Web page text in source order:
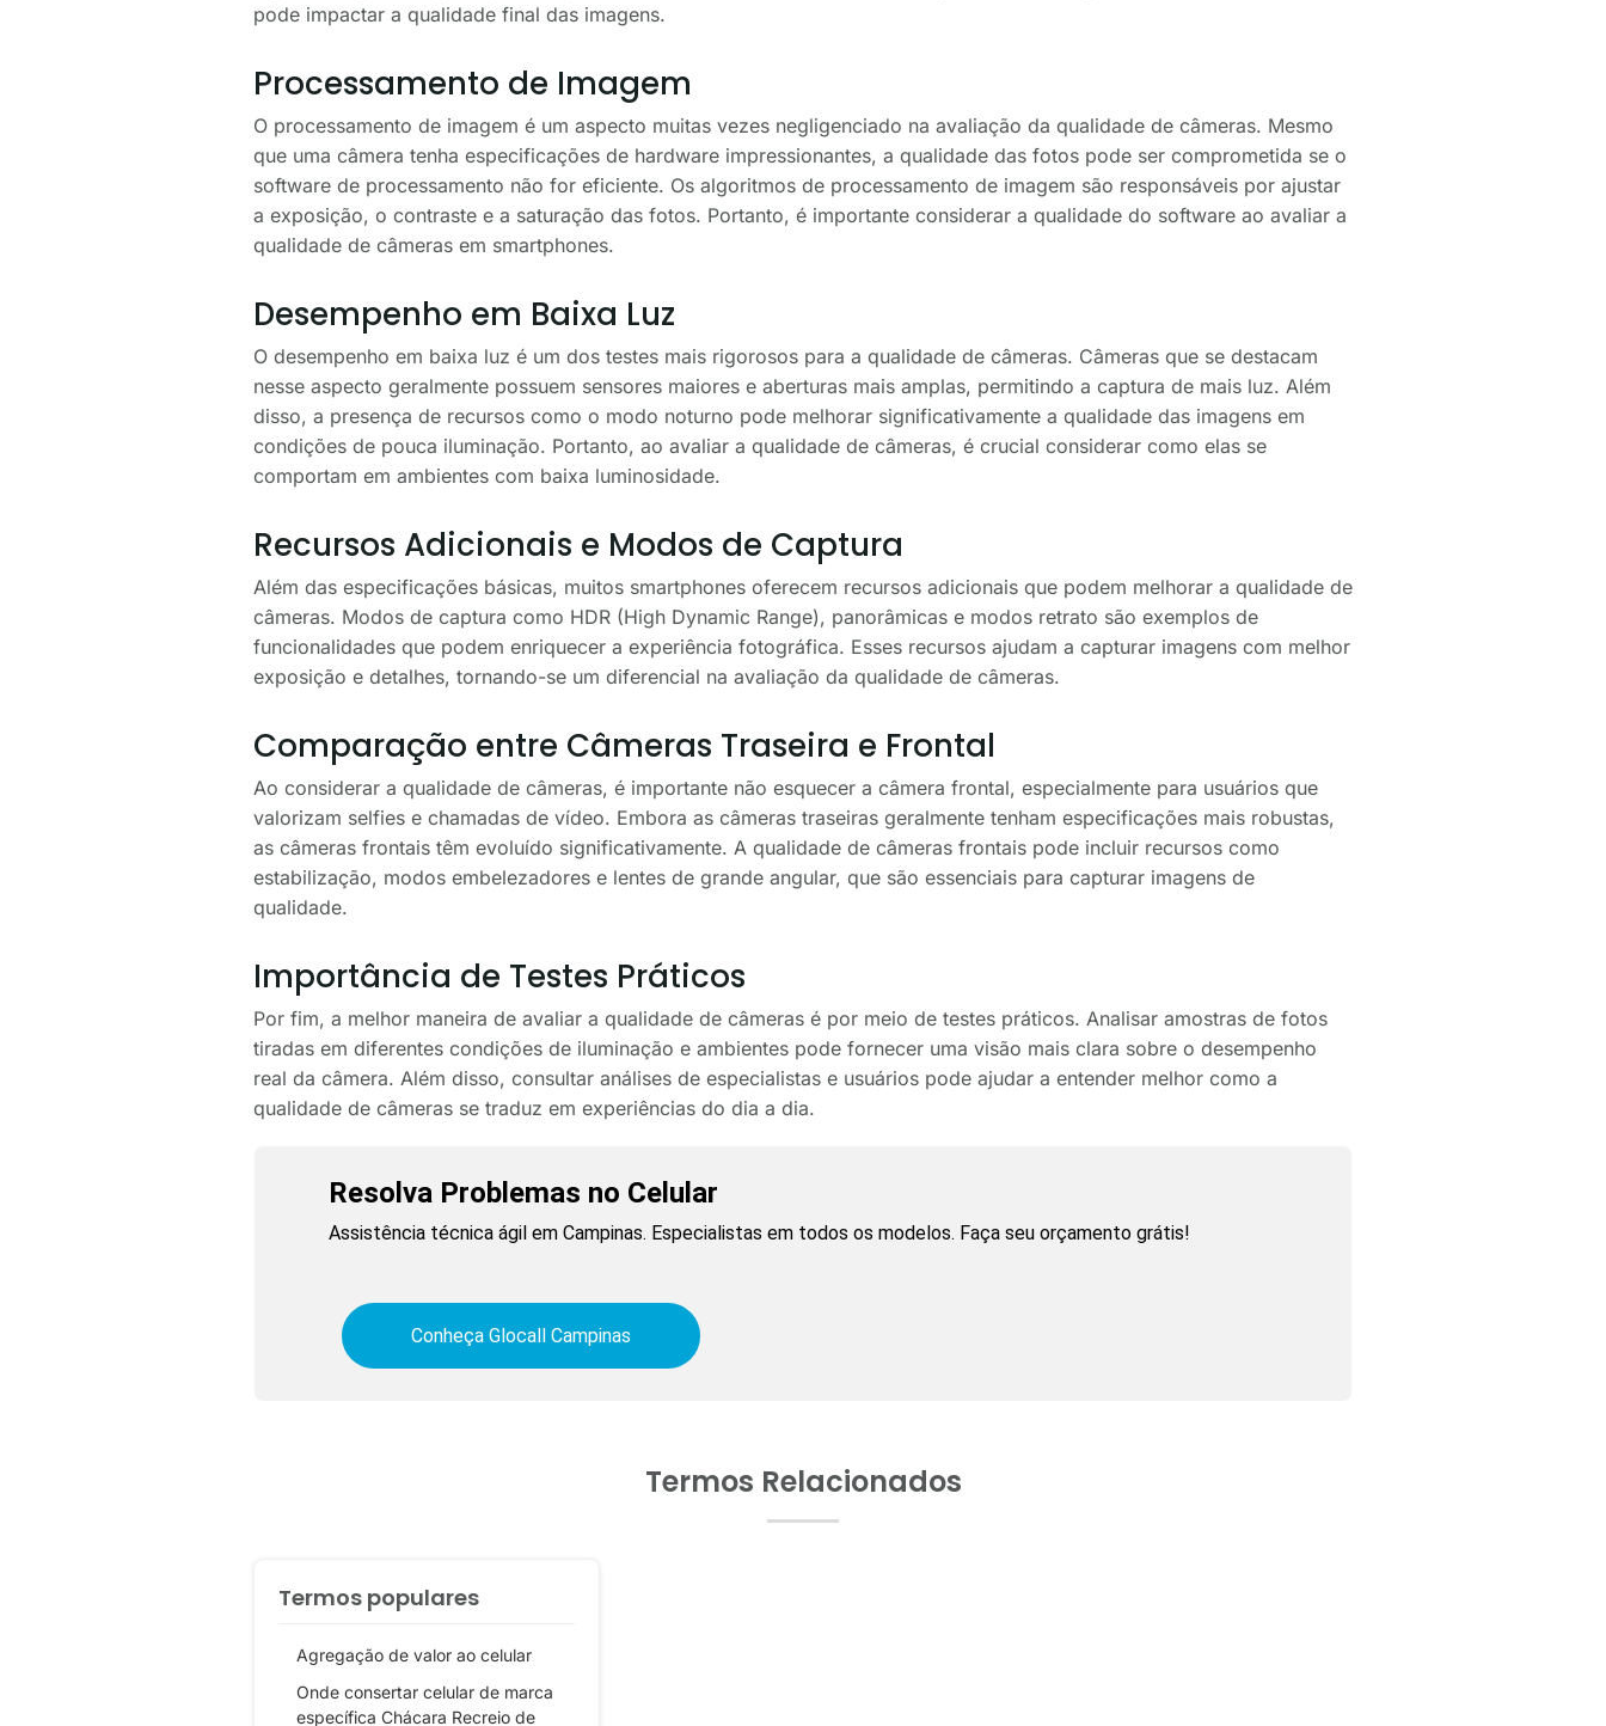
pode impactar a qualidade final das imagens.
Processamento de Imagem
O processamento de imagem é um aspecto muitas vezes negligenciado na avaliação da qualidade de câmeras. Mesmo
que uma câmera tenha especificações de hardware impressionantes, a qualidade das fotos pode ser comprometida se o
software de processamento não for eficiente. Os algoritmos de processamento de imagem são responsáveis por ajustar
a exposição, o contraste e a saturação das fotos. Portanto, é importante considerar a qualidade do software ao avaliar a
qualidade de câmeras em smartphones.
Desempenho em Baixa Luz
O desempenho em baixa luz é um dos testes mais rigorosos para a qualidade de câmeras. Câmeras que se destacam
nesse aspecto geralmente possuem sensores maiores e aberturas mais amplas, permitindo a captura de mais luz. Além
disso, a presença de recursos como o modo noturno pode melhorar significativamente a qualidade das imagens em
condições de pouca iluminação. Portanto, ao avaliar a qualidade de câmeras, é crucial considerar como elas se
comportam em ambientes com baixa luminosidade.
Recursos Adicionais e Modos de Captura
Além das especificações básicas, muitos smartphones oferecem recursos adicionais que podem melhorar a qualidade de
câmeras. Modos de captura como HDR (High Dynamic Range), panorâmicas e modos retrato são exemplos de
funcionalidades que podem enriquecer a experiência fotográfica. Esses recursos ajudam a capturar imagens com melhor
exposição e detalhes, tornando-se um diferencial na avaliação da qualidade de câmeras.
Comparação entre Câmeras Traseira e Frontal
Ao considerar a qualidade de câmeras, é importante não esquecer a câmera frontal, especialmente para usuários que
valorizam selfies e chamadas de vídeo. Embora as câmeras traseiras geralmente tenham especificações mais robustas,
as câmeras frontais têm evoluído significativamente. A qualidade de câmeras frontais pode incluir recursos como
estabilização, modos embelezadores e lentes de grande angular, que são essenciais para capturar imagens de
qualidade.
Importância de Testes Práticos
Por fim, a melhor maneira de avaliar a qualidade de câmeras é por meio de testes práticos. Analisar amostras de fotos
tiradas em diferentes condições de iluminação e ambientes pode fornecer uma visão mais clara sobre o desempenho
real da câmera. Além disso, consultar análises de especialistas e usuários pode ajudar a entender melhor como a
qualidade de câmeras se traduz em experiências do dia a dia.
Resolva Problemas no Celular
Assistência técnica ágil em Campinas. Especialistas em todos os modelos. Faça seu orçamento grátis!
Conheça Glocall Campinas
Termos Relacionados
Termos populares
Agregação de valor ao celular
Onde consertar celular de marca
específica Chácara Recreio de